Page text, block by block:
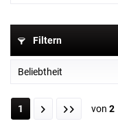
Filtern
1 von 2